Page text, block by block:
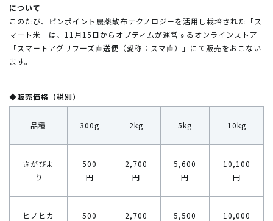
について
このたび、ピンポイント農薬散布テクノロジーを活用し栽培された「ス
マート米」は、11月15日からオプティムが運営するオンラインストア
「スマートアグリフーズ直送便（愛称：スマ直）」にて販売をおこない
ます。
◆販売価格（税別）
品種 300g 2kg 5kg 10kg
さがびよ
り
500
円
2,700
円
5,600
円
10,100
円
ヒノヒカ
500
2,700
5,500
10,000